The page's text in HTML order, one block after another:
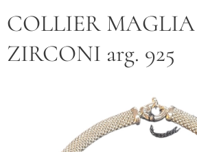
COLLIER MAGLIA
ZIRCONI arg. 925